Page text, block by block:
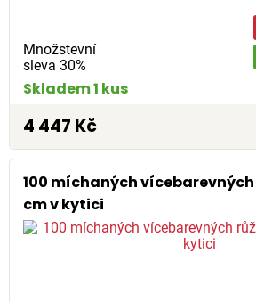
Množstevní
sleva 30%
Skladem 1 kus
4 447 Kč
100 míchaných vícebarevných
cm v kytici